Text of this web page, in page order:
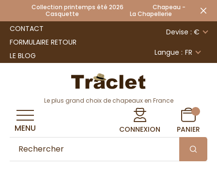
Collection printemps été 2026 Chapeau -
Casquette La Chapellerie
CONTACT
FORMULAIRE RETOUR
LE BLOG
Devise : €
Langue : FR
Le plus grand choix de chapeaux en France
CONNEXION PANIER
MENU